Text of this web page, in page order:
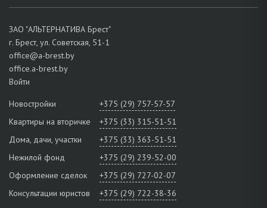
ЗАО "АЛЬТЕРНАТИВА Брест"
г. Брест, ул. Советская, 51-1
office@a-brest.by
office.a-brest.by
Войти
Новостройки
+375 (29) 757-57-57
Квартиры на вторичке
+375 (33) 315-51-51
Дома, дачи, участки
+375 (33) 363-51-51
Нежилой фонд
+375 (29) 239-52-00
Оформление сделок
+375 (29) 727-02-07
Консультации юристов
+375 (29) 722-38-36